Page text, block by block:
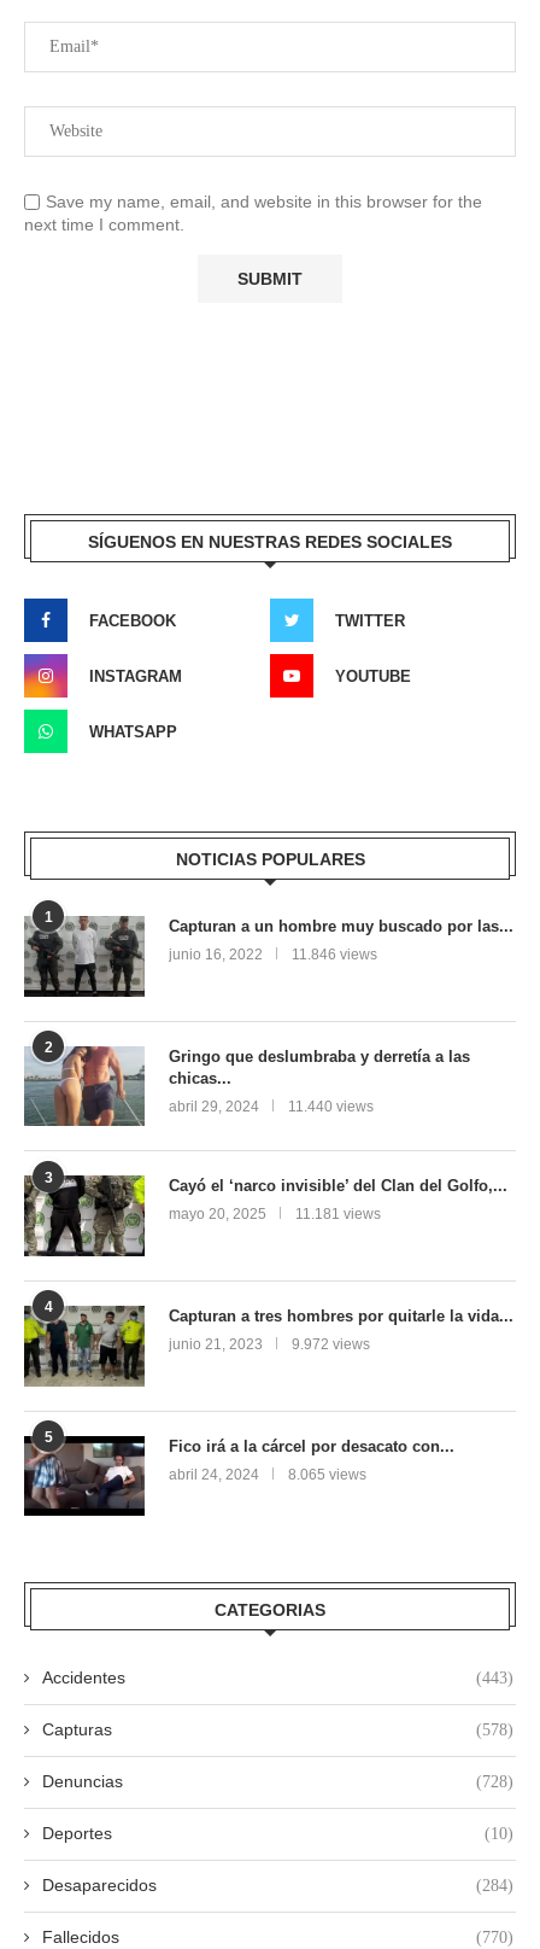
Save my name, email, and website in this browser for the
next time I comment.
SÍGUENOS EN NUESTRAS REDES SOCIALES
FACEBOOK TWITTER
INSTAGRAM YOUTUBE
WHATSAPP
NOTICIAS POPULARES
1 Capturan a un hombre muy buscado por las...
junio 16, 2022 11.846 views
2
Gringo que deslumbraba y derretía a las
chicas...
abril 29, 2024 11.440 views
3 Cayó el ‘narco invisible’ del Clan del Golfo,...
mayo 20, 2025 11.181 views
4 Capturan a tres hombres por quitarle la vida...
junio 21, 2023 9.972 views
5 Fico irá a la cárcel por desacato con...
abril 24, 2024 8.065 views
CATEGORIAS
Accidentes (443)
Capturas (578)
Denuncias (728)
Deportes (10)
Desaparecidos (284)
Fallecidos (770)